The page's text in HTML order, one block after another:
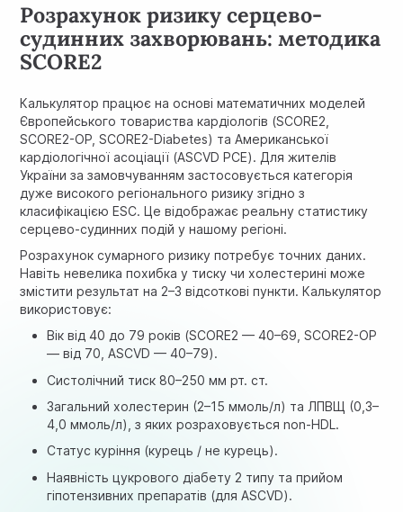
Розрахунок ризику серцево-
судинних захворювань: методика
SCORE2
Калькулятор працює на основі математичних моделей
Європейського товариства кардіологів (SCORE2,
SCORE2-OP, SCORE2-Diabetes) та Американської
кардіологічної асоціації (ASCVD PCE). Для жителів
України за замовчуванням застосовується категорія
дуже високого регіонального ризику згідно з
класифікацією ESC. Це відображає реальну статистику
серцево-судинних подій у нашому регіоні.
Розрахунок сумарного ризику потребує точних даних.
Навіть невелика похибка у тиску чи холестерині може
змістити результат на 2–3 відсоткові пункти. Калькулятор
використовує:
Вік від 40 до 79 років (SCORE2 — 40–69, SCORE2-OP
— від 70, ASCVD — 40–79).
Систолічний тиск 80–250 мм рт. ст.
Загальний холестерин (2–15 ммоль/л) та ЛПВЩ (0,3–
4,0 ммоль/л), з яких розраховується non-HDL.
Статус куріння (курець / не курець).
Наявність цукрового діабету 2 типу та прийом
гіпотензивних препаратів (для ASCVD).